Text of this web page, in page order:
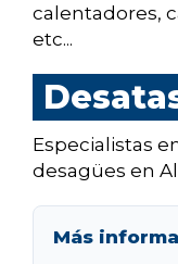
calentadores,
etc...
Especialistas
desagües en
Más